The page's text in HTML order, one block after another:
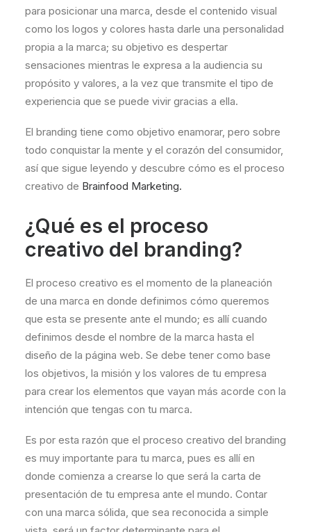
para posicionar una marca, desde el contenido visual
como los logos y colores hasta darle una personalidad
propia a la marca; su objetivo es despertar
sensaciones mientras le expresa a la audiencia su
propósito y valores, a la vez que transmite el tipo de
experiencia que se puede vivir gracias a ella.
El branding tiene como objetivo enamorar, pero sobre
todo conquistar la mente y el corazón del consumidor,
así que sigue leyendo y descubre cómo es el proceso
creativo de Brainfood Marketing.
¿Qué es el proceso
creativo del branding?
El proceso creativo es el momento de la planeación
de una marca en donde definimos cómo queremos
que esta se presente ante el mundo; es allí cuando
definimos desde el nombre de la marca hasta el
diseño de la página web. Se debe tener como base
los objetivos, la misión y los valores de tu empresa
para crear los elementos que vayan más acorde con la
intención que tengas con tu marca.
Es por esta razón que el proceso creativo del branding
es muy importante para tu marca, pues es allí en
donde comienza a crearse lo que será la carta de
presentación de tu empresa ante el mundo. Contar
con una marca sólida, que sea reconocida a simple